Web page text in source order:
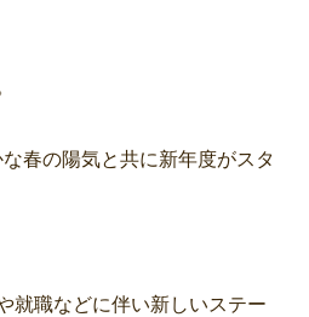
春の陽気と共に新年度がスタ
就職などに伴い新しいステー